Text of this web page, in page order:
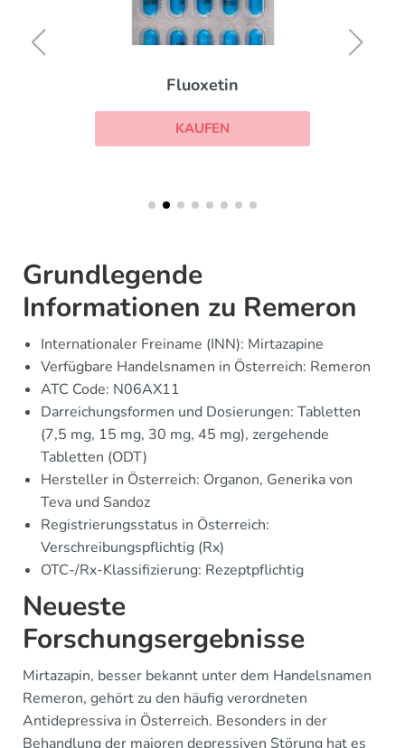
Fluoxetin
KAUFEN
Grundlegende
Informationen zu Remeron
Internationaler Freiname (INN): Mirtazapine
Verfügbare Handelsnamen in Österreich: Remeron
ATC Code: N06AX11
Darreichungsformen und Dosierungen: Tabletten
(7,5 mg, 15 mg, 30 mg, 45 mg), zergehende
Tabletten (ODT)
Hersteller in Österreich: Organon, Generika von
Teva und Sandoz
Registrierungsstatus in Österreich:
Verschreibungspflichtig (Rx)
OTC-/Rx-Klassifizierung: Rezeptpflichtig
Neueste
Forschungsergebnisse
Mirtazapin, besser bekannt unter dem Handelsnamen
Remeron, gehört zu den häufig verordneten
Antidepressiva in Österreich. Besonders in der
Behandlung der majoren depressiven Störung hat es